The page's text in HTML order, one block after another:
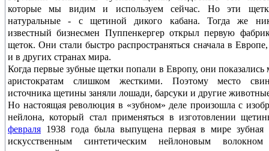
которые мы видим и используем сейчас. Но эти
натуральные - с щетиной дикого кабана. Тогда же
известный бизнесмен Пуппенкергер открыл первую
щеток. Они стали быстро распространяться сначала в
и в других странах мира.
Когда первые зубные щетки попали в Европу, они показались
аристократам слишком жесткими. Поэтому место
источника щетины заняли лошади, барсуки и другие
Но настоящая революция в «зубном» деле произошла с
нейлона, который стал применяться в изготовлении
февраля 1938 года была выпущена первая в мире зубная
искусственным синтетическим нейлоновым волокном